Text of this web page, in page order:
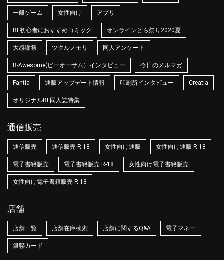
一般ゲーム 女性向け アプリ
BL初心者におすすめコミック オンラインとら祭り2020夏
大感謝祭 ツクルノモリ 同人アンケート
B-Awesome(ビーオーサム）インタビュー 今日のメルマガ
Fantia 通販アップデート情報 印刷所インタビュー Creatia
オリジナルBL同人誌特集
通信販売
通信販売 通信販売 R-18 女性向け通販 女性向け通販 R-18
電子書籍販売 電子書籍販売 R-18 女性向け電子書籍販売
女性向け電子書籍販売 R-18
店舗
店舗一覧 店舗在庫検索 店舗に関するQ&A 電子マネー
銀聯カード